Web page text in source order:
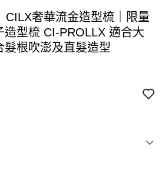
CILX奢華流金造型梳｜限量
造型梳 CI-PROLLX 適合大
髮根吹澎及直髮造型